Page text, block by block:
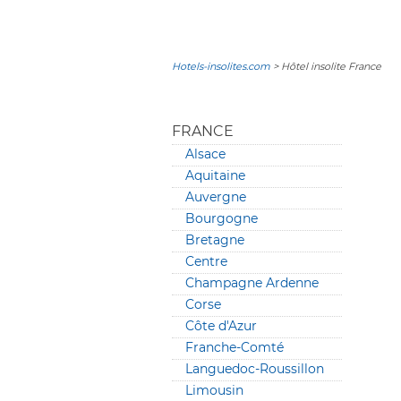
Hotels-insolites.com > Hôtel insolite France
FRANCE
Alsace
Aquitaine
Auvergne
Bourgogne
Bretagne
Centre
Champagne Ardenne
Corse
Côte d'Azur
Franche-Comté
Languedoc-Roussillon
Limousin